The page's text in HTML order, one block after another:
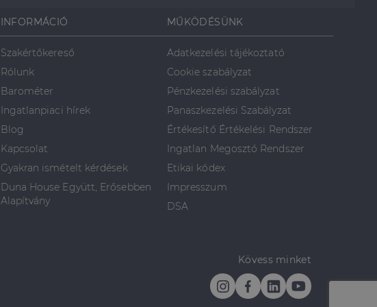
INFORMÁCIÓ
Szakértőkereső
Rólunk
Barométer
Ingatlanpiaci hírek
Blog
Kapcsolat
Gyakran ismételt kérdések
Duna House Együtt, Erősebben
Alapítvány
MŰKÖDÉSÜNK
Adatkezelési tájékoztató
Cookie szabályzat
Pénzkezelési szabályzat
Panaszkezelési Szabályzat
Értékesítő Értékelési Rendszer
Ingatlan Megosztó Rendszer
Etikai kódex
Impresszum
DSA
Kövess minket